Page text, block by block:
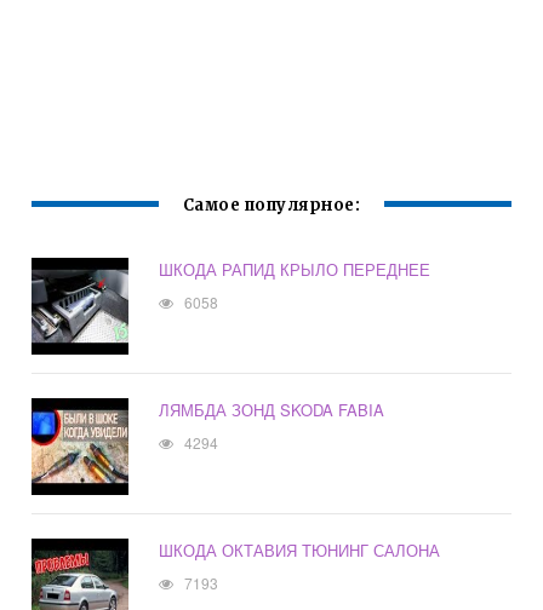
Самое популярное:
ШКОДА РАПИД КРЫЛО ПЕРЕДНЕЕ
6058
ЛЯМБДА ЗОНД SKODA FABIA
4294
ШКОДА ОКТАВИЯ ТЮНИНГ САЛОНА
7193